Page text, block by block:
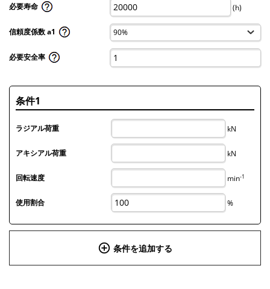
必要寿命 (h)
信頼度係数 a1
必要安全率
条件1
ラジアル荷重 kN
アキシアル荷重 kN
回転速度 min-1
使用割合 %
add_circle_outline 条件を追加する